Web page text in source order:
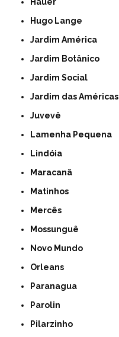
Hugo Lange
Jardim América
Jardim Botânico
Jardim Social
Jardim das Américas
Juvevê
Lamenha Pequena
Lindóia
Maracanã
Matinhos
Mercês
Mossunguê
Novo Mundo
Orleans
Paranagua
Parolin
Pilarzinho